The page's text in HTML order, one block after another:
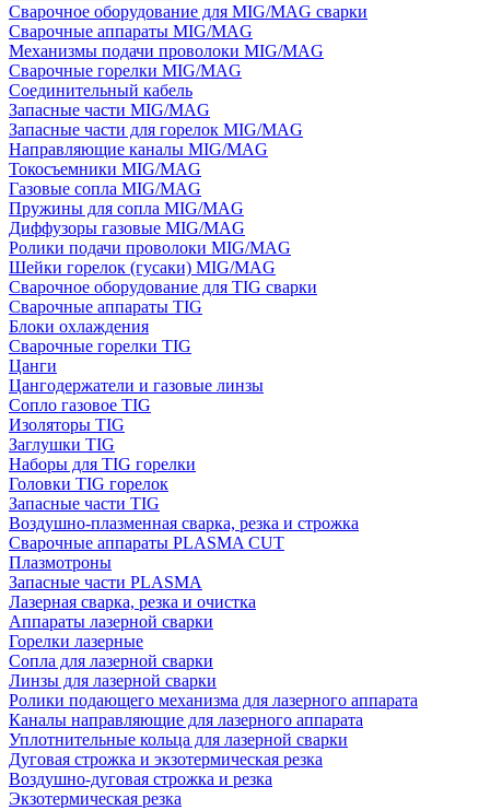
Сварочное оборудование для MIG/MAG сварки
Сварочные аппараты MIG/MAG
Механизмы подачи проволоки MIG/MAG
Сварочные горелки MIG/MAG
Соединительный кабель
Запасные части MIG/MAG
Запасные части для горелок MIG/MAG
Направляющие каналы MIG/MAG
Токосъемники MIG/MAG
Газовые сопла MIG/MAG
Пружины для сопла MIG/MAG
Диффузоры газовые MIG/MAG
Ролики подачи проволоки MIG/MAG
Шейки горелок (гусаки) MIG/MAG
Сварочное оборудование для TIG сварки
Сварочные аппараты TIG
Блоки охлаждения
Сварочные горелки TIG
Цанги
Цангодержатели и газовые линзы
Сопло газовое TIG
Изоляторы TIG
Заглушки TIG
Наборы для TIG горелки
Головки TIG горелок
Запасные части TIG
Воздушно-плазменная сварка, резка и строжка
Сварочные аппараты PLASMA CUT
Плазмотроны
Запасные части PLASMA
Лазерная сварка, резка и очистка
Аппараты лазерной сварки
Горелки лазерные
Сопла для лазерной сварки
Линзы для лазерной сварки
Ролики подающего механизма для лазерного аппарата
Каналы направляющие для лазерного аппарата
Уплотнительные кольца для лазерной сварки
Дуговая строжка и экзотермическая резка
Воздушно-дуговая строжка и резка
Экзотермическая резка